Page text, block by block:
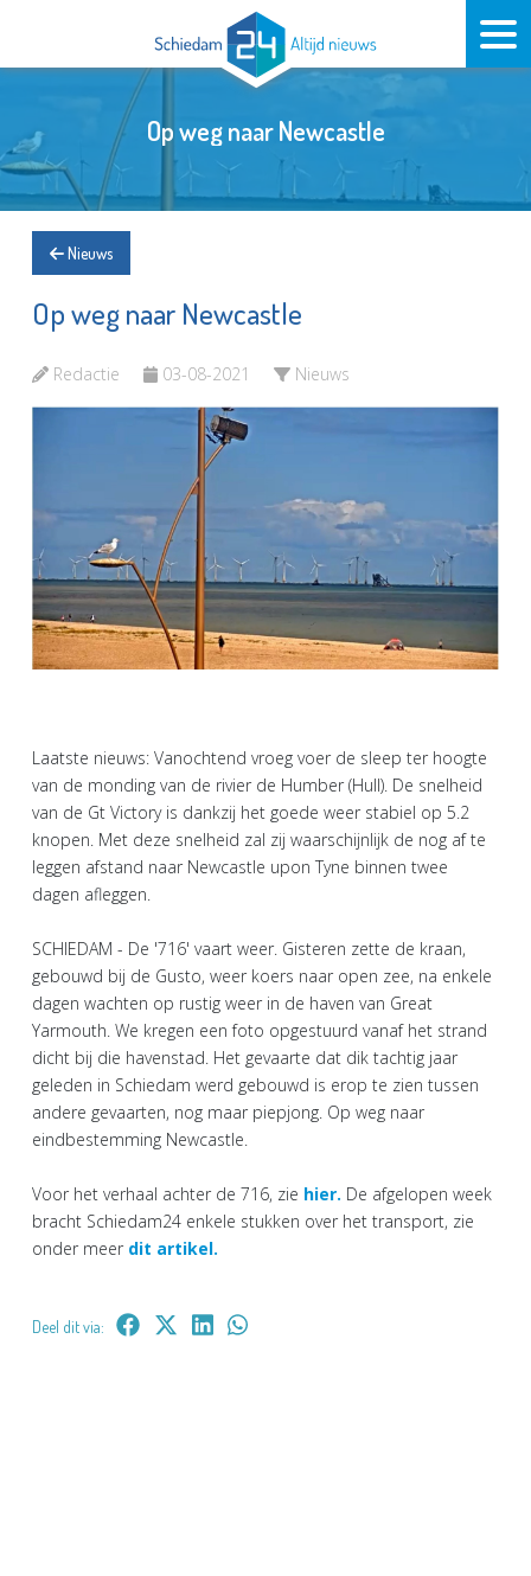
Op weg naar Newcastle
Nieuws
Op weg naar Newcastle
Redactie 03-08-2021 Nieuws
Laatste nieuws: Vanochtend vroeg voer de sleep ter hoogte
van de monding van de rivier de Humber (Hull). De snelheid
van de Gt Victory is dankzij het goede weer stabiel op 5.2
knopen. Met deze snelheid zal zij waarschijnlijk de nog af te
leggen afstand naar Newcastle upon Tyne binnen twee
dagen afleggen.
SCHIEDAM - De '716' vaart weer. Gisteren zette de kraan,
gebouwd bij de Gusto, weer koers naar open zee, na enkele
dagen wachten op rustig weer in de haven van Great
Yarmouth. We kregen een foto opgestuurd vanaf het strand
dicht bij die havenstad. Het gevaarte dat dik tachtig jaar
geleden in Schiedam werd gebouwd is erop te zien tussen
andere gevaarten, nog maar piepjong. Op weg naar
eindbestemming Newcastle.
Voor het verhaal achter de 716, zie hier. De afgelopen week
bracht Schiedam24 enkele stukken over het transport, zie
onder meer dit artikel.
Deel dit via: